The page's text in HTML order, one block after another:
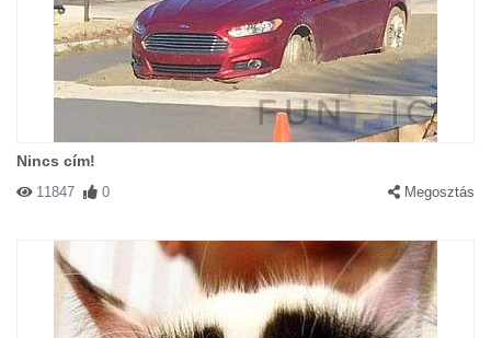
Nincs cím!
11847 0 Megosztás